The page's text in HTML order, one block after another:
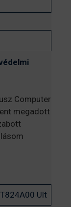
Computer
megadott